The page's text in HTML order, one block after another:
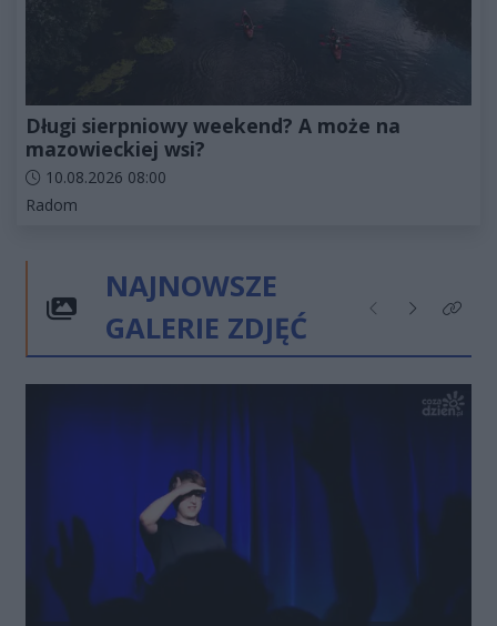
Długi sierpniowy weekend? A może na
mazowieckiej wsi?
Data dodania artykułu:
10.08.2026 08:00
Kategorie artykułu:
Radom
NAJNOWSZE
GALERIE ZDJĘĆ
Poprzednie
NastępneKliknij